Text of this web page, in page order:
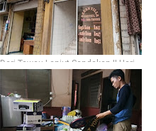
Dari Tawau Lanjut Sandakan || Hari